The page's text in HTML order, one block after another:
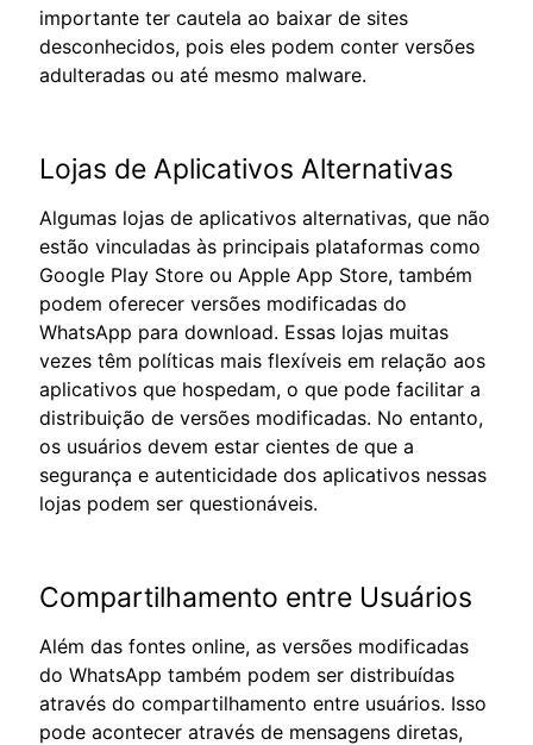
importante ter cautela ao baixar de sites
desconhecidos, pois eles podem conter versões
adulteradas ou até mesmo malware.
Lojas de Aplicativos Alternativas
Algumas lojas de aplicativos alternativas, que não
estão vinculadas às principais plataformas como
Google Play Store ou Apple App Store, também
podem oferecer versões modificadas do
WhatsApp para download. Essas lojas muitas
vezes têm políticas mais flexíveis em relação aos
aplicativos que hospedam, o que pode facilitar a
distribuição de versões modificadas. No entanto,
os usuários devem estar cientes de que a
segurança e autenticidade dos aplicativos nessas
lojas podem ser questionáveis.
Compartilhamento entre Usuários
Além das fontes online, as versões modificadas
do WhatsApp também podem ser distribuídas
através do compartilhamento entre usuários. Isso
pode acontecer através de mensagens diretas,